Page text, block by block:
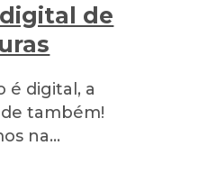
de
é digital, a
também!
na…